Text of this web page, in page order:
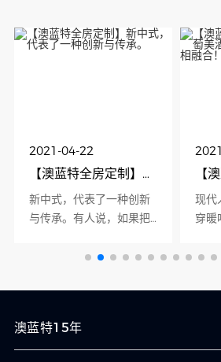
2021-04-22
【澳蓝特全房定制】新中式，代表了一种创新与传承。
新中式，代表了一种创新
与传承。有人说，如果把
文的话，那么兼柔中式元
格就似一首···
现代
穿暖
体现
式。
澳蓝特15年